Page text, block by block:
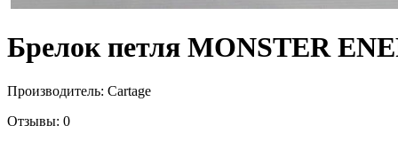
Брелок петля MONSTER
Производитель: Cartage
Отзывы: 0